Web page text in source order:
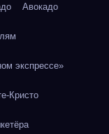
Авокадо
экспрессе»
Кристо